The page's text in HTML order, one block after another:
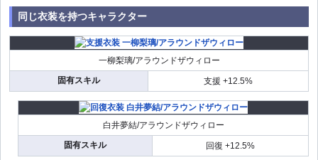
同じ衣装を持つキャラクター
一柳梨璃/アラウンドザウィロー
固有スキル
支援 +12.5%
白井夢結/アラウンドザウィロー
固有スキル
回復 +12.5%